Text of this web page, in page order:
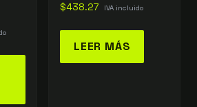
$438.27 IVA incluido
LEER MÁS